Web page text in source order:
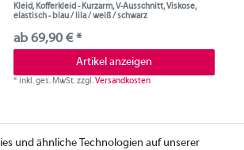
Kleid, Kofferkleid - Kurzarm, V-Ausschnitt, Viskose,
elastisch - blau / lila / weiß / schwarz
ab 69,90 € *
Artikel anzeigen
*inkl. ges. MwSt.zzgl.Versandkosten
und ähnliche Technologien auf unserer